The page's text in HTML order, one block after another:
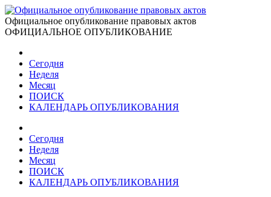
Официальное опубликование правовых актов
ОФИЦИАЛЬНОЕ ОПУБЛИКОВАНИЕ
Сегодня
Неделя
Месяц
ПОИСК
КАЛЕНДАРЬ ОПУБЛИКОВАНИЯ
Сегодня
Неделя
Месяц
ПОИСК
КАЛЕНДАРЬ ОПУБЛИКОВАНИЯ